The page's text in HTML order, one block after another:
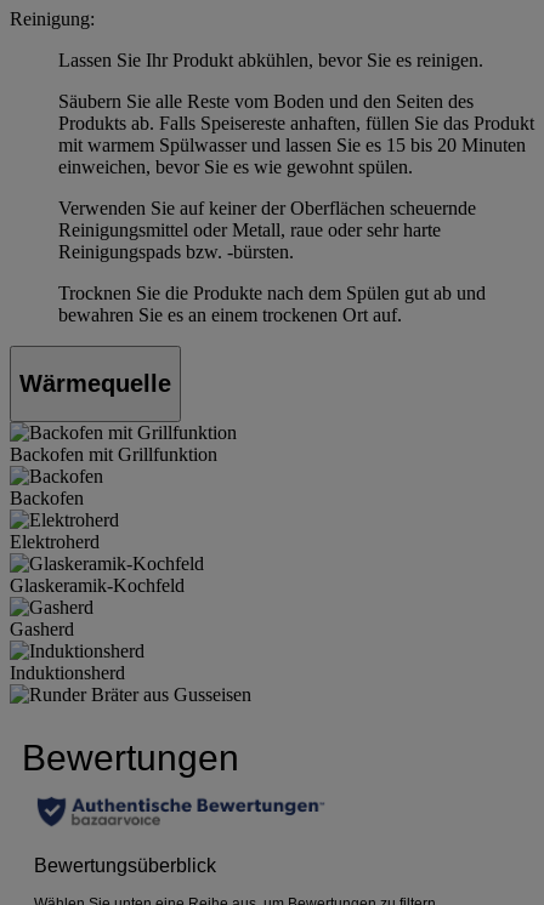
Reinigung:
Lassen Sie Ihr Produkt abkühlen, bevor Sie es reinigen.
Säubern Sie alle Reste vom Boden und den Seiten des
Produkts ab. Falls Speisereste anhaften, füllen Sie das Produkt
mit warmem Spülwasser und lassen Sie es 15 bis 20 Minuten
einweichen, bevor Sie es wie gewohnt spülen.
Verwenden Sie auf keiner der Oberflächen scheuernde
Reinigungsmittel oder Metall, raue oder sehr harte
Reinigungspads bzw. -bürsten.
Trocknen Sie die Produkte nach dem Spülen gut ab und
bewahren Sie es an einem trockenen Ort auf.
Wärmequelle
Backofen mit Grillfunktion
Backofen
Elektroherd
Glaskeramik-Kochfeld
Gasherd
Induktionsherd